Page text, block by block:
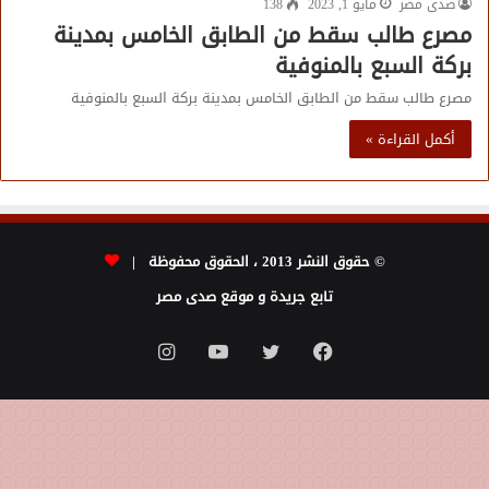
مصرع طالب سقط من الطابق الخامس بمدينة
بركة السبع بالمنوفية
مصرع طالب سقط من الطابق الخامس بمدينة بركة السبع بالمنوفية
أكمل القراءة »
© حقوق النشر 2013 ، الحقوق محفوظة |
تابع جريدة و موقع صدى مصر
فيسبوك تويتر يوتيوبانستقرام